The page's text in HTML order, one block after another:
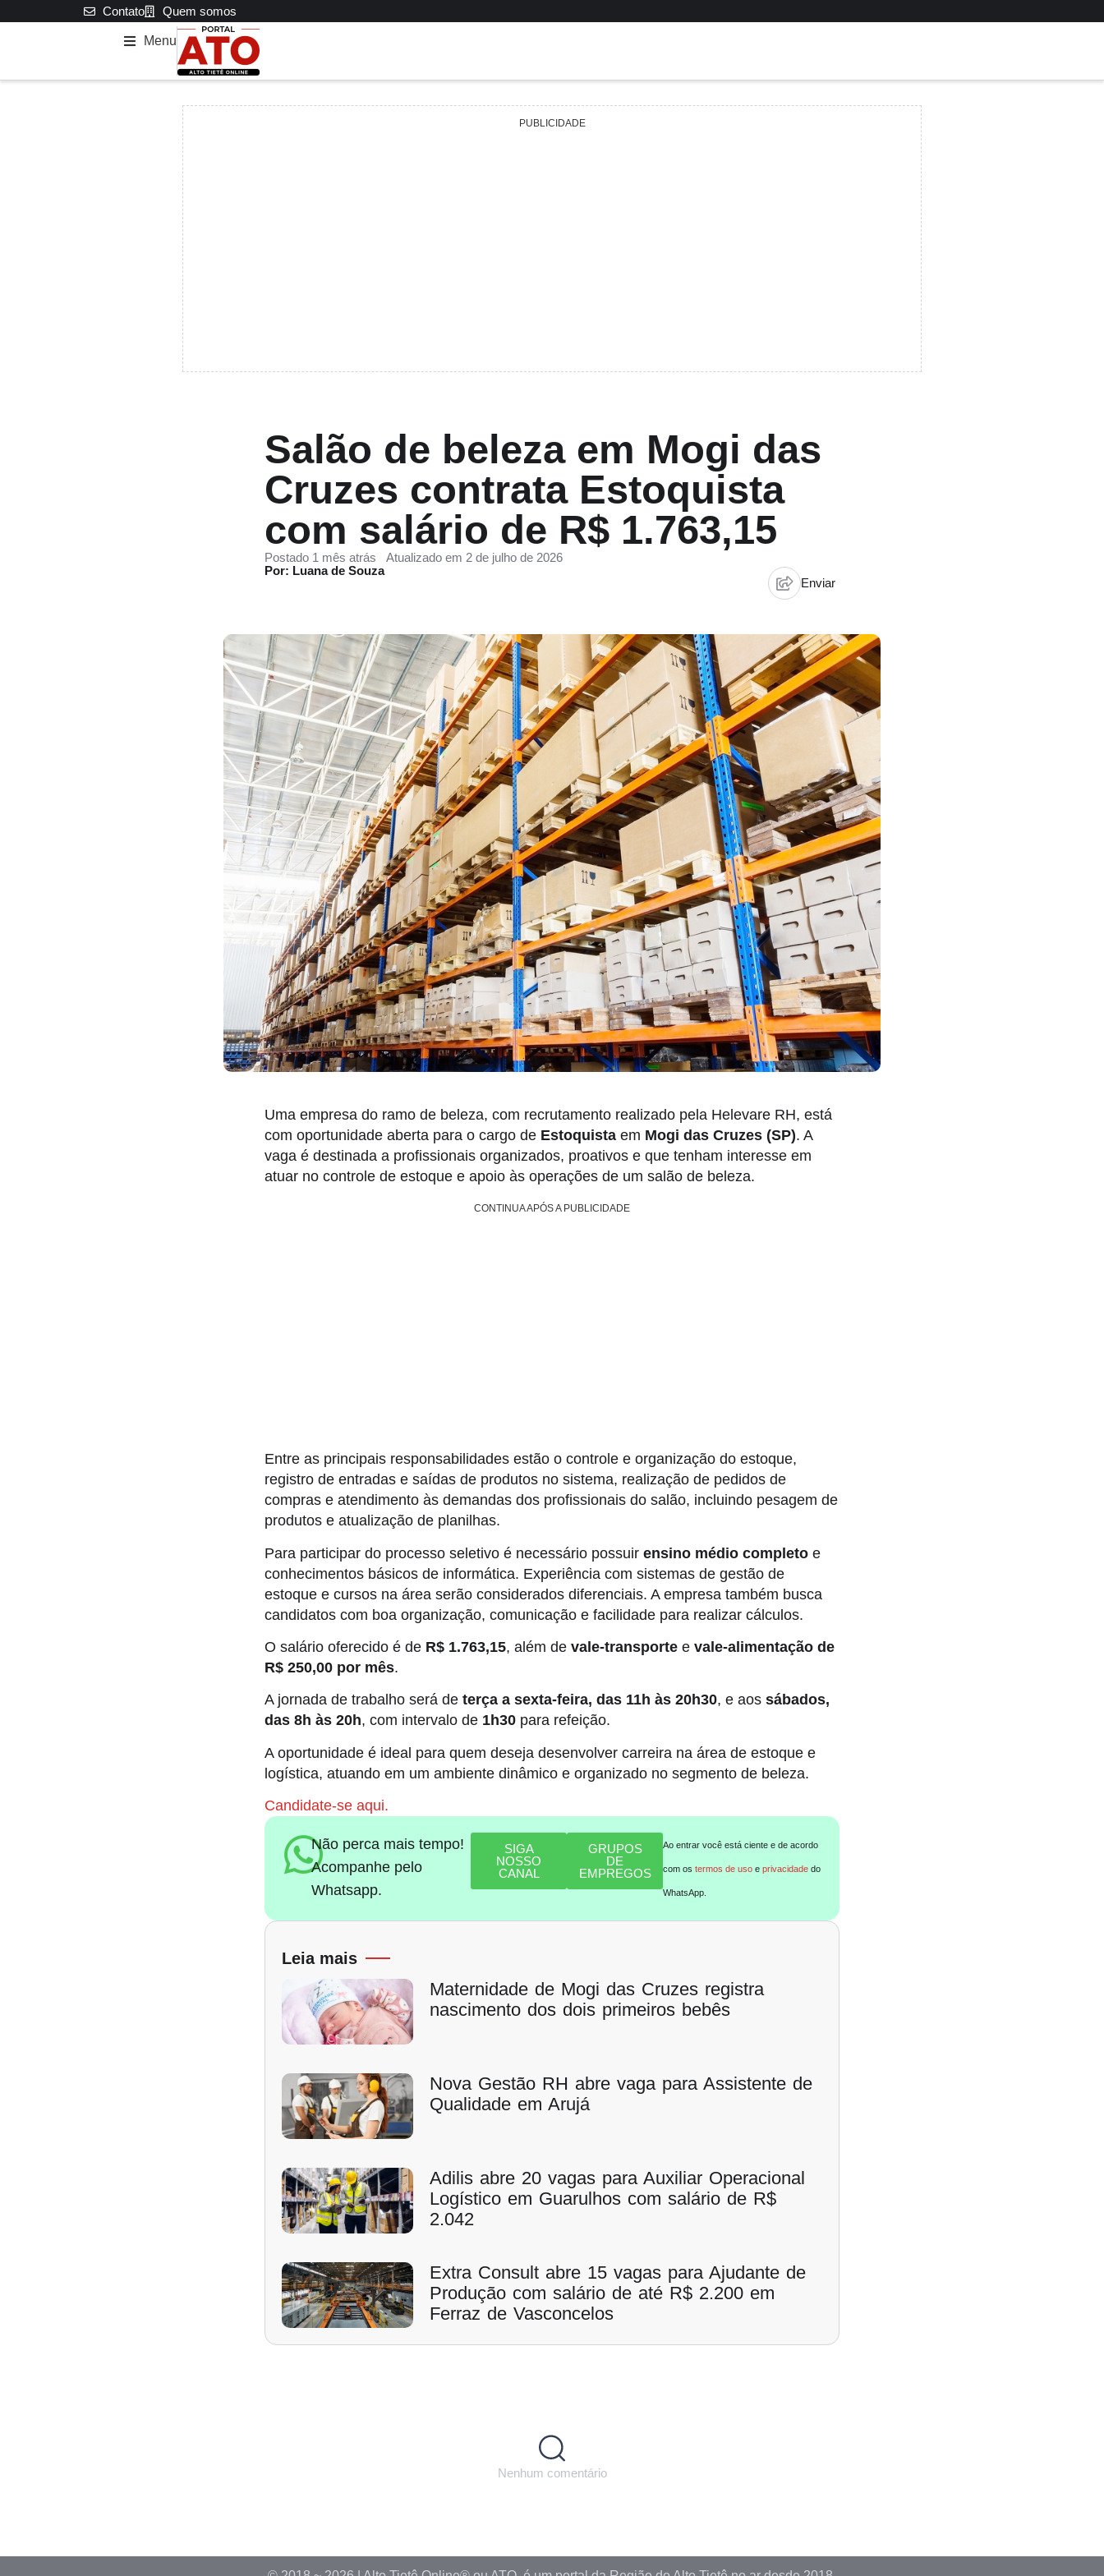
Contato Quem somos
Menu
PUBLICIDADE
Salão de beleza em Mogi das
Cruzes contrata Estoquista
com salário de R$ 1.763,15
Postado 1 mês atrás
Atualizado em 2 de julho de 2026
Por: Luana de Souza
Enviar
Uma empresa do ramo de beleza, com recrutamento realizado pela Helevare RH, está
com oportunidade aberta para o cargo de Estoquista em Mogi das Cruzes (SP). A
vaga é destinada a profissionais organizados, proativos e que tenham interesse em
atuar no controle de estoque e apoio às operações de um salão de beleza.
CONTINUA APÓS A PUBLICIDADE
Entre as principais responsabilidades estão o controle e organização do estoque,
registro de entradas e saídas de produtos no sistema, realização de pedidos de
compras e atendimento às demandas dos profissionais do salão, incluindo pesagem de
produtos e atualização de planilhas.
Para participar do processo seletivo é necessário possuir ensino médio completo e
conhecimentos básicos de informática. Experiência com sistemas de gestão de
estoque e cursos na área serão considerados diferenciais. A empresa também busca
candidatos com boa organização, comunicação e facilidade para realizar cálculos.
O salário oferecido é de R$ 1.763,15, além de vale-transporte e vale-alimentação de
R$ 250,00 por mês.
A jornada de trabalho será de terça a sexta-feira, das 11h às 20h30, e aos sábados,
das 8h às 20h, com intervalo de 1h30 para refeição.
A oportunidade é ideal para quem deseja desenvolver carreira na área de estoque e
logística, atuando em um ambiente dinâmico e organizado no segmento de beleza.
Candidate-se aqui.
Não perca mais tempo!
Acompanhe pelo
Whatsapp.
SIGA
NOSSO
CANAL
GRUPOS
DE
EMPREGOS
Ao entrar você está ciente e de acordo
com ostermos de uso eprivacidade do
WhatsApp.
Leia mais
Maternidade de Mogi das Cruzes registra
nascimento dos dois primeiros bebês
Nova Gestão RH abre vaga para Assistente de
Qualidade em Arujá
Adilis abre 20 vagas para Auxiliar Operacional
Logístico em Guarulhos com salário de R$
2.042
Extra Consult abre 15 vagas para Ajudante de
Produção com salário de até R$ 2.200 em
Ferraz de Vasconcelos
Nenhum comentário